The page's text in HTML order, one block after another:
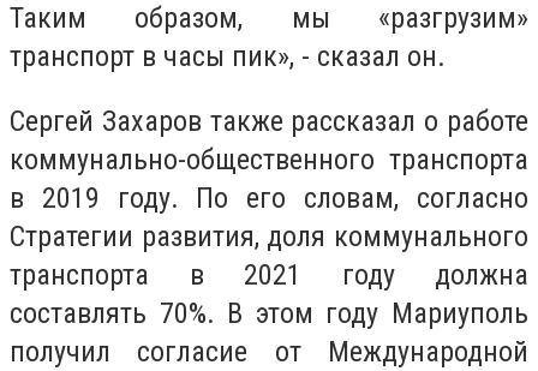
Таким образом, мы «разгрузим»
транспорт в часы пик», - сказал он.
Сергей Захаров также рассказал о работе
коммунально-общественного транспорта
в 2019 году. По его словам, согласно
Стратегии развития, доля коммунального
транспорта в 2021 году должна
составлять 70%. В этом году Мариуполь
получил согласие от Международной